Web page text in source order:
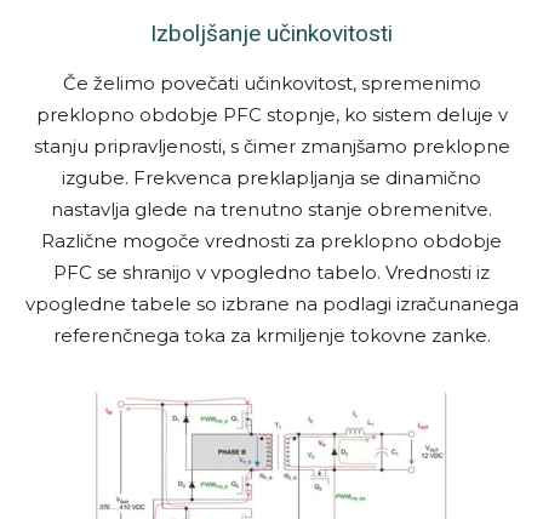
Izboljšanje učinkovitosti
Če želimo povečati učinkovitost, spremenimo
preklopno obdobje PFC stopnje, ko sistem deluje v
stanju pripravljenosti, s čimer zmanjšamo preklopne
izgube. Frekvenca preklapljanja se dinamično
nastavlja glede na trenutno stanje obremenitve.
Različne mogoče vrednosti za preklopno obdobje
PFC se shranijo v vpogledno tabelo. Vrednosti iz
vpogledne tabele so izbrane na podlagi izračunanega
referenčnega toka za krmiljenje tokovne zanke.